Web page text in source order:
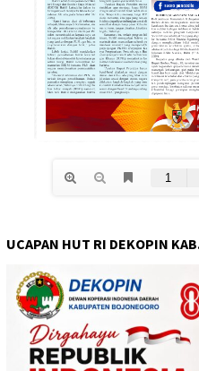
UCAPAN HUT RI DEKOPIN